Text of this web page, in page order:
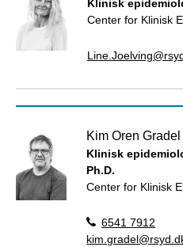
Klinisk
Center for Klinisk
Kim Oren Gradel
Klinisk
Ph.D.
Center for Klinisk
6541 7912